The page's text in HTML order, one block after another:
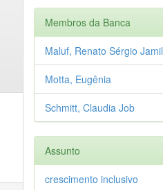
Membros da Banca
Maluf, Renato Sérgio Jamil
Motta, Eugênia
Schmitt, Claudia Job
Assunto
crescimento inclusivo